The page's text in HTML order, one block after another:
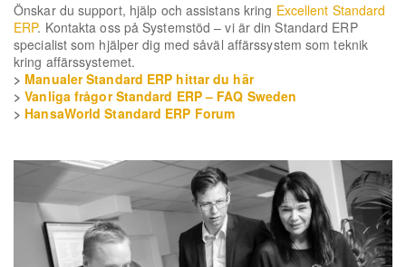
Önskar du support, hjälp och assistans kring Excellent Standard
ERP. Kontakta oss på Systemstöd – vi är din Standard ERP
specialist som hjälper dig med såväl affärssystem som teknik
kring affärssystemet.
> Manualer Standard ERP hittar du här
>Vanliga frågor Standard ERP – FAQ Sweden
> HansaWorld Standard ERP Forum